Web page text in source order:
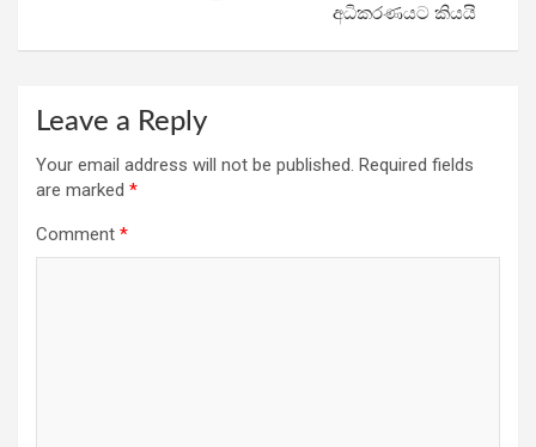
අධිකරණයට කියයි
Leave a Reply
Your email address will not be published. Required fields
are marked *
Comment *